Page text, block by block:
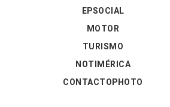
EPSOCIAL
MOTOR
TURISMO
NOTIMÉRICA
CONTACTOPHOTO